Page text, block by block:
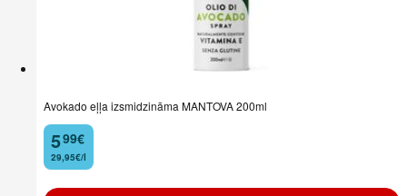
Avokado eļļa izsmidzināma MANTOVA 200ml
5
. 99€
29,95€/l